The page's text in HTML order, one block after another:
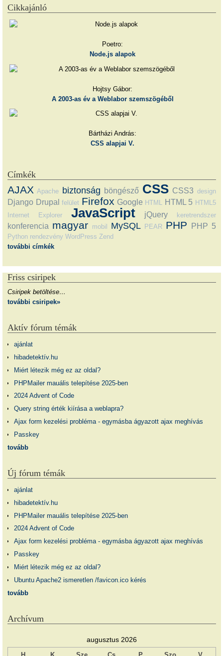
Cikkajánló
Poetro:
Node.js alapok
Hojtsy Gábor:
A 2003-as év a Weblabor szemszögéből
Bártházi András:
CSS alapjai V.
Címkék
AJAX Apache biztonság böngésző CSS CSS3 design
Django Drupal felület Firefox Google HTML HTML 5 HTML5
Internet Explorer
JavaScript jQuery keretrendszer
konferencia magyar mobil MySQL PEAR PHP PHP 5
Python rendezvény WordPress Zend
további címkék
Friss csiripek
Csiripek betöltése…
további csiripek»
Aktív fórum témák
ajánlat
hibadetektív.hu
Miért létezik még ez az oldal?
PHPMailer mauális telepítése 2025-ben
2024 Advent of Code
Query string érték kiírása a weblapra?
Ajax form kezelési probléma - egymásba ágyazott ajax meghívás
Passkey
tovább
Új fórum témák
ajánlat
hibadetektív.hu
PHPMailer mauális telepítése 2025-ben
2024 Advent of Code
Ajax form kezelési probléma - egymásba ágyazott ajax meghívás
Passkey
Miért létezik még ez az oldal?
Ubuntu Apache2 ismeretlen /favicon.ico kérés
tovább
Archívum
augusztus 2026